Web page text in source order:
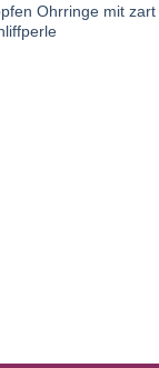
Wunschliste
Ohrringe mit zart